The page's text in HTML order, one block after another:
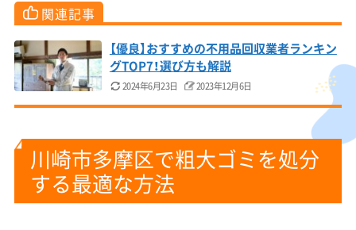
関連記事
【優良】おすすめの不用品回収業者ランキン
グTOP7！選び方も解説
2024年6月23日 2023年12月6日
川崎市多摩区で粗大ゴミを処分
する最適な方法